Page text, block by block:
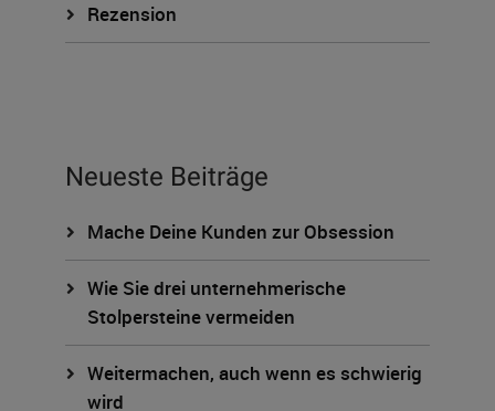
Rezension
Neueste Beiträge
Mache Deine Kunden zur Obsession
Wie Sie drei unternehmerische
Stolpersteine vermeiden
Weitermachen, auch wenn es schwierig
wird